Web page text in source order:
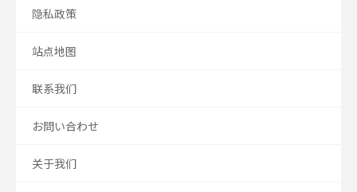
隐私政策
站点地图
联系我们
お問い合わせ
关于我们